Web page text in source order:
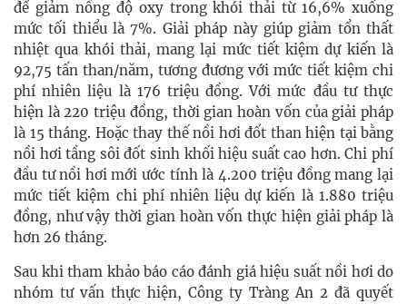
để giảm nồng độ oxy trong khói thải từ 16,6% xuống
mức tối thiểu là 7%. Giải pháp này giúp giảm tổn thất
nhiệt qua khói thải, mang lại mức tiết kiệm dự kiến là
92,75 tấn than/năm, tương đương với mức tiết kiệm chi
phí nhiên liệu là 176 triệu đồng. Với mức đầu tư thực
hiện là 220 triệu đồng, thời gian hoàn vốn của giải pháp
là 15 tháng. Hoặc thay thế nồi hơi đốt than hiện tại bằng
nồi hơi tầng sôi đốt sinh khối hiệu suất cao hơn. Chi phí
đầu tư nồi hơi mới ước tính là 4.200 triệu đồng mang lại
mức tiết kiệm chi phí nhiên liệu dự kiến là 1.880 triệu
đồng, như vậy thời gian hoàn vốn thực hiện giải pháp là
hơn 26 tháng.
Sau khi tham khảo báo cáo đánh giá hiệu suất nồi hơi do
nhóm tư vấn thực hiện, Công ty Tràng An 2 đã quyết